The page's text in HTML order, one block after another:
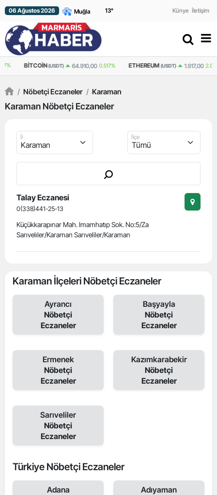
06 Ağustos 2026 13° Künye İletişim
BITCOIN(USDT) 64.910,00 0.517% ETHEREUM(USDT) 1.917,00 2.028%
/ Nöbetçi Eczaneler / Karaman
Karaman Nöbetçi Eczaneler
İl İlçe
Talay Eczanesi
0(338)441-25-13
Küçükkarapınar Mah. Imamhatıp Sok. No:5/Za
Sarıvelıler/Karaman Sarıveliler/Karaman
Karaman İlçeleri Nöbetçi Eczaneler
Ayrancı
Nöbetçi
Eczaneler
Başyayla
Nöbetçi
Eczaneler
Ermenek
Nöbetçi
Eczaneler
Kazımkarabekir
Nöbetçi
Eczaneler
Sarıveliler
Nöbetçi
Eczaneler
Türkiye Nöbetçi Eczaneler
Adana
Adıyaman